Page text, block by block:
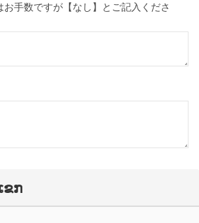
手数ですが【なし】とご記入くださ
ຂກ